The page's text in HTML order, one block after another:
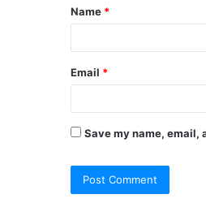
*
Name *
Email *
Save my name, email,